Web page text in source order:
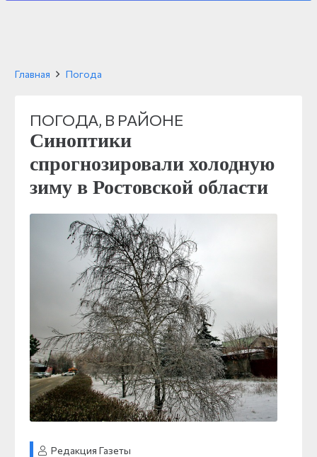
Главная Погода
ПОГОДА, В РАЙОНЕ
Синоптики
спрогнозировали холодную
зиму в Ростовской области
Редакция Газеты